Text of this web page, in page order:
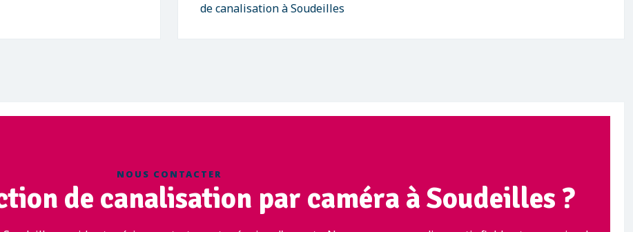
de canalisation à Soudeilles
NOUS CONTACTER
de canalisation par caméra à Soudeilles ?